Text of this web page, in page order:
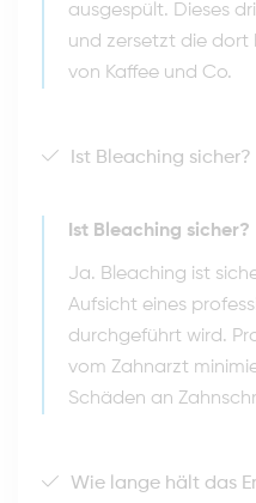
ausgespült. Dieses
und zersetzt die dort
von Kaffee und Co.
Ist Bleaching sicher?
Ist Bleaching sicher?
Ja. Bleaching ist
Aufsicht eines
durchgeführt wird.
vom Zahnarzt
Schäden an
Wie lange hält das